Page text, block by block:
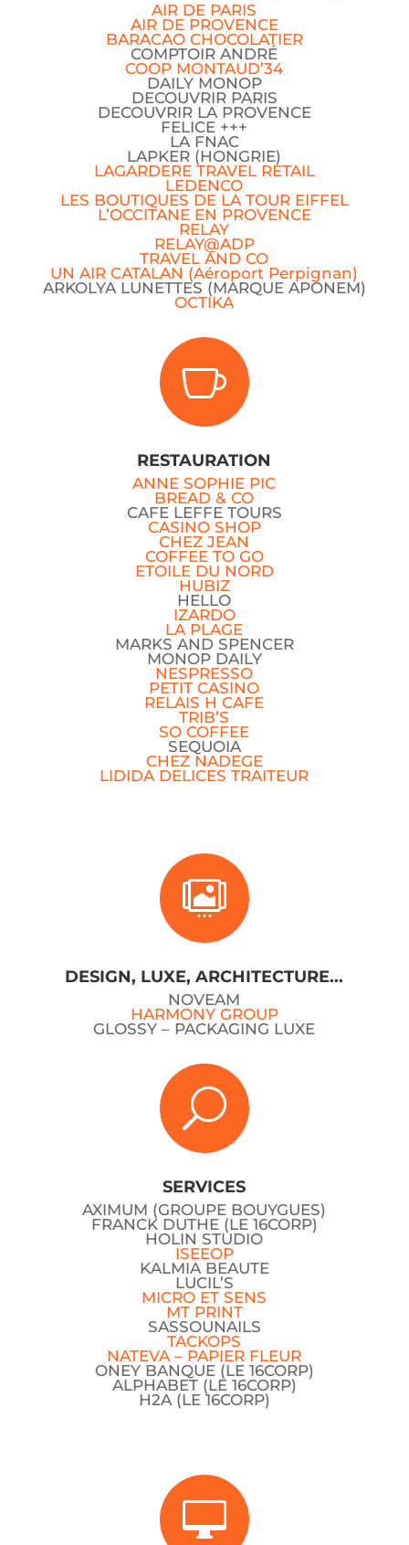
AIR DE PARIS
AIR DE PROVENCE
BARACAO CHOCOLATIER
COMPTOIR ANDRÉ
COOP MONTAUD’34
DAILY MONOP
DECOUVRIR PARIS
DECOUVRIR LA PROVENCE
FELICE +++
LA FNAC
LAPKER (HONGRIE)
LAGARDERE TRAVEL RETAIL
LEDENCO
LES BOUTIQUES DE LA TOUR EIFFEL
L’OCCITANE EN PROVENCE
RELAY
RELAY@ADP
TRAVEL AND CO
UN AIR CATALAN (Aéroport Perpignan)
ARKOLYA LUNETTES (MARQUE APONEM)
OCTIKA

RESTAURATION
ANNE SOPHIE PIC
BREAD & CO
CAFE LEFFE TOURS
CASINO SHOP
CHEZ JEAN
COFFEE TO GO
ETOILE DU NORD
HUBIZ
HELLO
IZARDO
LA PLAGE
MARKS AND SPENCER
MONOP DAILY
NESPRESSO
PETIT CASINO
RELAIS H CAFE
TRIB’S
SO COFFEE
SEQUOIA
CHEZ NADEGE
LIDIDA DELICES TRAITEUR

DESIGN, LUXE, ARCHITECTURE...
NOVEAM
HARMONY GROUP
GLOSSY – PACKAGING LUXE
U
SERVICES
AXIMUM (GROUPE BOUYGUES)
FRANCK DUTHE (LE 16CORP)
HOLIN STUDIO
ISEEOP
KALMIA BEAUTE
LUCIL’S
MICRO ET SENS
MT PRINT
SASSOUNAILS
TACKOPS
NATEVA – PAPIER FLEUR
ONEY BANQUE (LE 16CORP)
ALPHABET (LE 16CORP)
H2A (LE 16CORP)
